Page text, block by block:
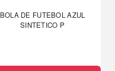
BOLA DE FUTEBOL AZUL
SINTETICO P